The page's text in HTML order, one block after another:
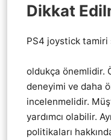
Dikkat
PS4 joystick tamiri
oldukça önemlidir.
deneyimi ve daha
incelenmelidir.
yardımcı olabilir.
politikaları